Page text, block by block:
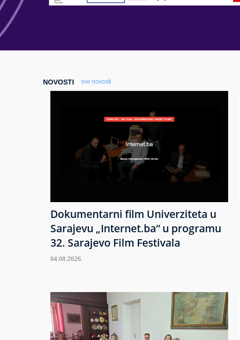
NOVOSTI sve novosti
Dokumentarni film Univerziteta u
Sarajevu „Internet.ba“ u programu
32. Sarajevo Film Festivala
04.08.2026.